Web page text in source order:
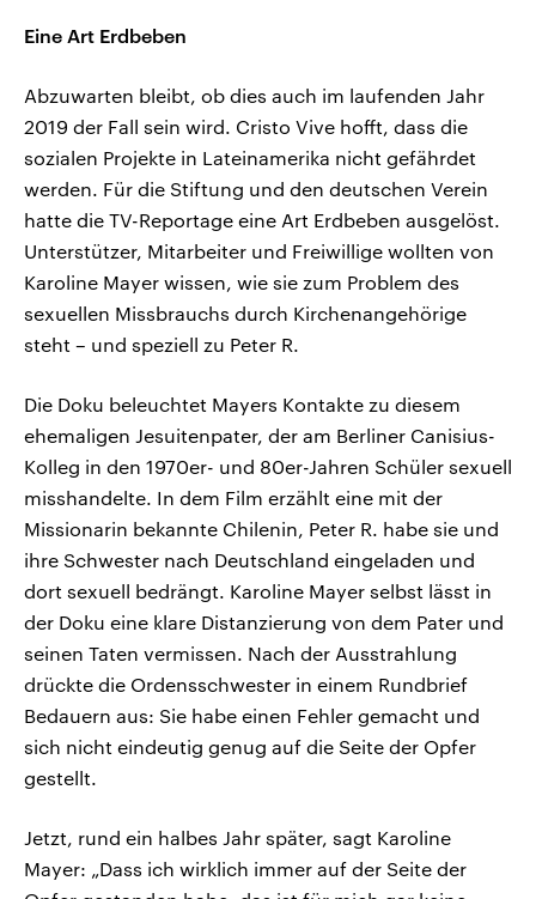
Eine Art Erdbeben
Abzuwarten bleibt, ob dies auch im laufenden Jahr
2019 der Fall sein wird. Cristo Vive hofft, dass die
sozialen Projekte in Lateinamerika nicht gefährdet
werden. Für die Stiftung und den deutschen Verein
hatte die TV-Reportage eine Art Erdbeben ausgelöst.
Unterstützer, Mitarbeiter und Freiwillige wollten von
Karoline Mayer wissen, wie sie zum Problem des
sexuellen Missbrauchs durch Kirchenangehörige
steht – und speziell zu Peter R.
Die Doku beleuchtet Mayers Kontakte zu diesem
ehemaligen Jesuitenpater, der am Berliner Canisius-
Kolleg in den 1970er- und 80er-Jahren Schüler sexuell
misshandelte. In dem Film erzählt eine mit der
Missionarin bekannte Chilenin, Peter R. habe sie und
ihre Schwester nach Deutschland eingeladen und
dort sexuell bedrängt. Karoline Mayer selbst lässt in
der Doku eine klare Distanzierung von dem Pater und
seinen Taten vermissen. Nach der Ausstrahlung
drückte die Ordensschwester in einem Rundbrief
Bedauern aus: Sie habe einen Fehler gemacht und
sich nicht eindeutig genug auf die Seite der Opfer
gestellt.
Jetzt, rund ein halbes Jahr später, sagt Karoline
Mayer: „Dass ich wirklich immer auf der Seite der